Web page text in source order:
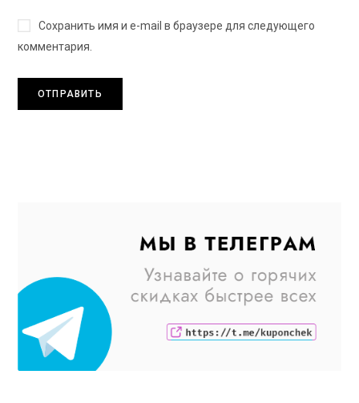
Сохранить имя и e-mail в браузере для следующего
комментария.